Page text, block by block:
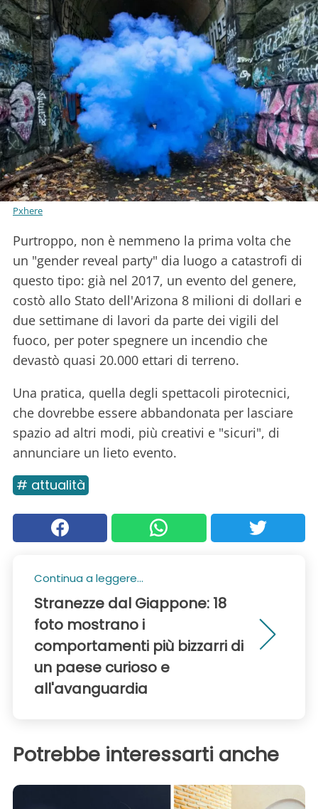
Pxhere
Purtroppo, non è nemmeno la prima volta che
un "gender reveal party" dia luogo a catastrofi di
questo tipo: già nel 2017, un evento del genere,
costò allo Stato dell'Arizona 8 milioni di dollari e
due settimane di lavori da parte dei vigili del
fuoco, per poter spegnere un incendio che
devastò quasi 20.000 ettari di terreno.
Una pratica, quella degli spettacoli pirotecnici,
che dovrebbe essere abbandonata per lasciare
spazio ad altri modi, più creativi e "sicuri", di
annunciare un lieto evento.
# attualità
Continua a leggere...
Stranezze dal Giappone: 18
foto mostrano i
comportamenti più bizzarri di
un paese curioso e
all'avanguardia
Potrebbe interessarti anche